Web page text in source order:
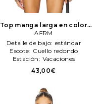
Top manga larga en color
marrón AFRM
AFRM
Detalle de bajo: estándar
Escote: Cuello redondo
Estación: Vacaciones
43,00€